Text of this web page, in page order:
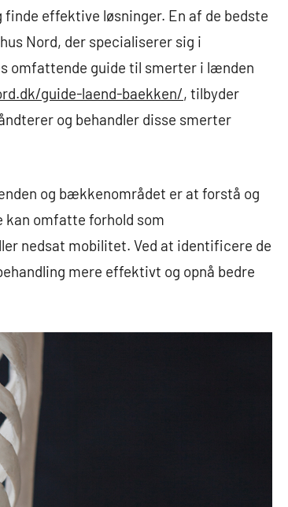
effektive løsninger. En af de bedste
Nord, der specialiserer sig i
omfattende guide til smerter i lænden
guide-laend-baekken/, tilbyder
og behandler disse smerter
og bækkenområdet er at forstå og
kan omfatte forhold som
nedsat mobilitet. Ved at identificere de
mere effektivt og opnå bedre